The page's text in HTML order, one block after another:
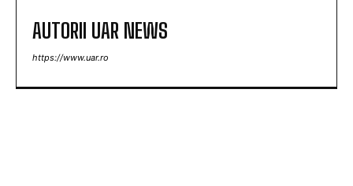
AUTORII UAR NEWS
https://www.uar.ro